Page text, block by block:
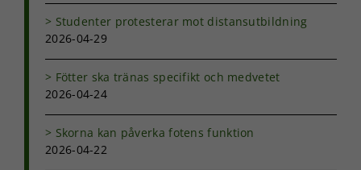
Studenter protesterar mot distansutbildning
2026-04-29
Fötter ska tränas specifikt och medvetet
2026-04-24
Skorna kan påverka fotens funktion
2026-04-22
personligt
anpassat innehåll